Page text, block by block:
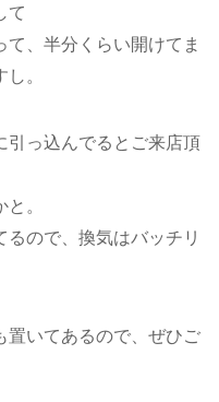
て
、半分くらい開けてま
。
引っ込んでるとご来店頂
。
ので、換気はバッチリ
置いてあるので、ぜひご